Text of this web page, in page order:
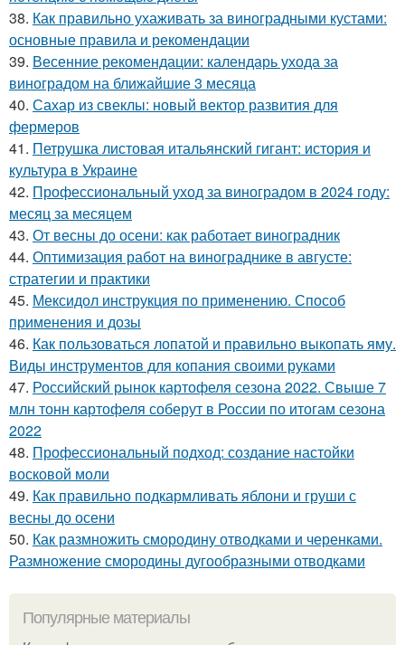
38. Как правильно ухаживать за виноградными кустами:
основные правила и рекомендации
39. Весенние рекомендации: календарь ухода за
виноградом на ближайшие 3 месяца
40. Сахар из свеклы: новый вектор развития для
фермеров
41. Петрушка листовая итальянский гигант: история и
культура в Украине
42. Профессиональный уход за виноградом в 2024 году:
месяц за месяцем
43. От весны до осени: как работает виноградник
44. Оптимизация работ на винограднике в августе:
стратегии и практики
45. Мексидол инструкция по применению. Способ
применения и дозы
46. Как пользоваться лопатой и правильно выкопать яму.
Виды инструментов для копания своими руками
47. Российский рынок картофеля сезона 2022. Свыше 7
млн тонн картофеля соберут в России по итогам сезона
2022
48. Профессиональный подход: создание настойки
восковой моли
49. Как правильно подкармливать яблони и груши с
весны до осени
50. Как размножить смородину отводками и черенками.
Размножение смородины дугообразными отводками
Популярные материалы